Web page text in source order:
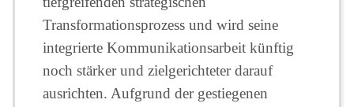
Transformationsprozess und wird seine
integrierte Kommunikationsarbeit künftig
noch stärker und zielgerichteter darauf
ausrichten. Aufgrund der gestiegenen